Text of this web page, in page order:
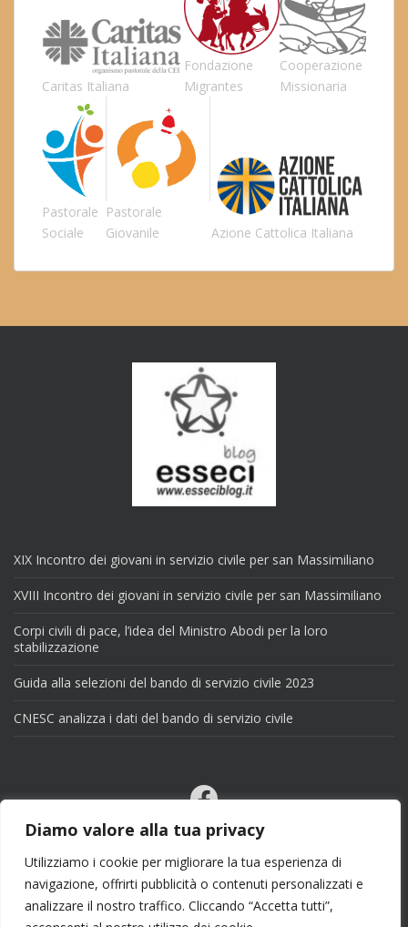
Diamo valore alla tua privacy
Utilizziamo i cookie per migliorare la tua esperienza di
navigazione, offrirti pubblicità o contenuti personalizzati e
analizzare il nostro traffico. Cliccando “Accetta tutti”,
Caritas Italiana
Fondazione
Migrantes
Cooperazione
Missionaria
Pastorale
Sociale
Pastorale
Giovanile
Azione Cattolica Italiana
XIX Incontro dei giovani in servizio civile per san Massimiliano
XVIII Incontro dei giovani in servizio civile per san Massimiliano
Corpi civili di pace, l’idea del Ministro Abodi per la loro
stabilizzazione
Guida alla selezioni del bando di servizio civile 2023
CNESC analizza i dati del bando di servizio civile
Facebook
Email
X